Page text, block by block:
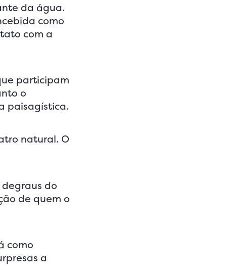
da água.
como
com a
participam
o
paisagística.
natural. O
do
de quem o
como
a